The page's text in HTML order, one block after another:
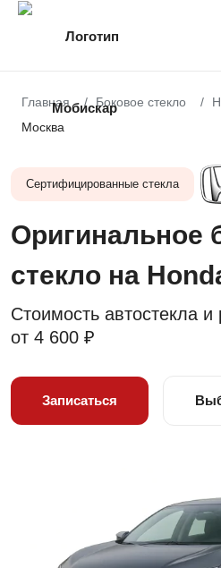
Главная Боковое стекло
Москва
Сертифицированные стекла
Оригинальное
стекло на
Стоимость автостекла
от 4 600 ₽
Записаться